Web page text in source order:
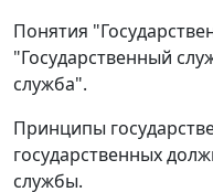
Понятия
"Государственный
служба".
Принципы
государственных
службы.